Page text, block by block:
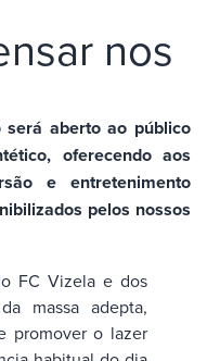
nos
aberto ao público
oferecendo aos
e entretenimento
pelos nossos
FC Vizela e dos
massa adepta,
promover o lazer